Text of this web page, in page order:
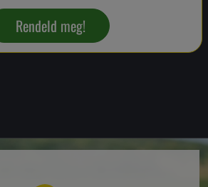
Rendeld meg!